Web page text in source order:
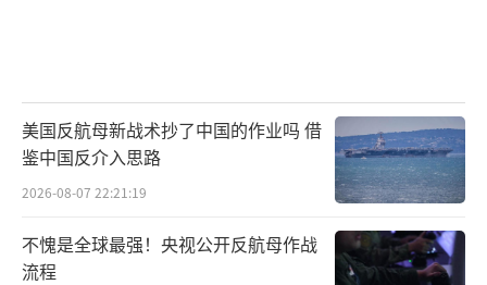
美国反航母新战术抄了中国的作业吗 借
鉴中国反介入思路
2026-08-07 22:21:19
不愧是全球最强！央视公开反航母作战
流程